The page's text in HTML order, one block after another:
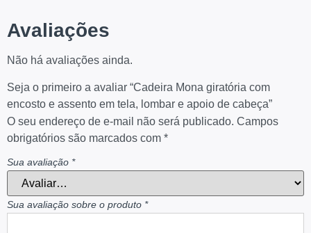
Avaliações
Não há avaliações ainda.
Seja o primeiro a avaliar “Cadeira Mona giratória com
encosto e assento em tela, lombar e apoio de cabeça”
O seu endereço de e-mail não será publicado. Campos
obrigatórios são marcados com *
Sua avaliação *
Sua avaliação sobre o produto *